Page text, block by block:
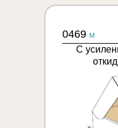
0469 M
С